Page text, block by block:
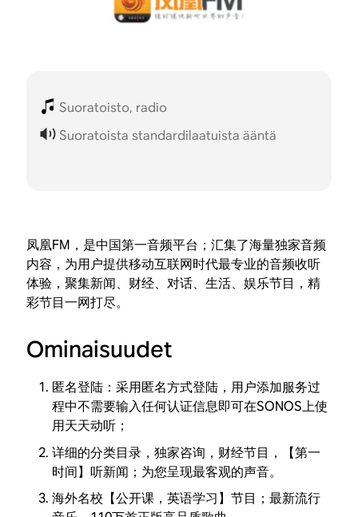
Suoratoisto, radio
Suoratoista standardilaatuista ääntä
凤凰FM，是中国第一音频平台；汇集了海量独家音频
内容，为用户提供移动互联网时代最专业的音频收听
体验，聚集新闻、财经、对话、生活、娱乐节目，精
彩节目一网打尽。
Ominaisuudet
匿名登陆：采用匿名方式登陆，用户添加服务过
程中不需要输入任何认证信息即可在SONOS上使
用天天动听；
详细的分类目录，独家咨询，财经节目，【第一
时间】听新闻；为您呈现最客观的声音。
海外名校【公开课，英语学习】节目；最新流行